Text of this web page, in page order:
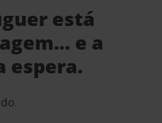
está
e a
espera.